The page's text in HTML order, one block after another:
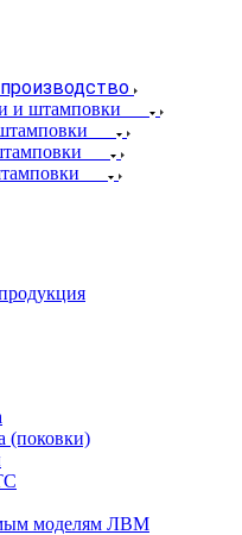
и штамповки
(поковки)
моделям ЛВМ